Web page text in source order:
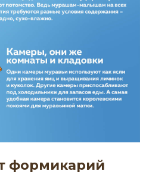
формикарий